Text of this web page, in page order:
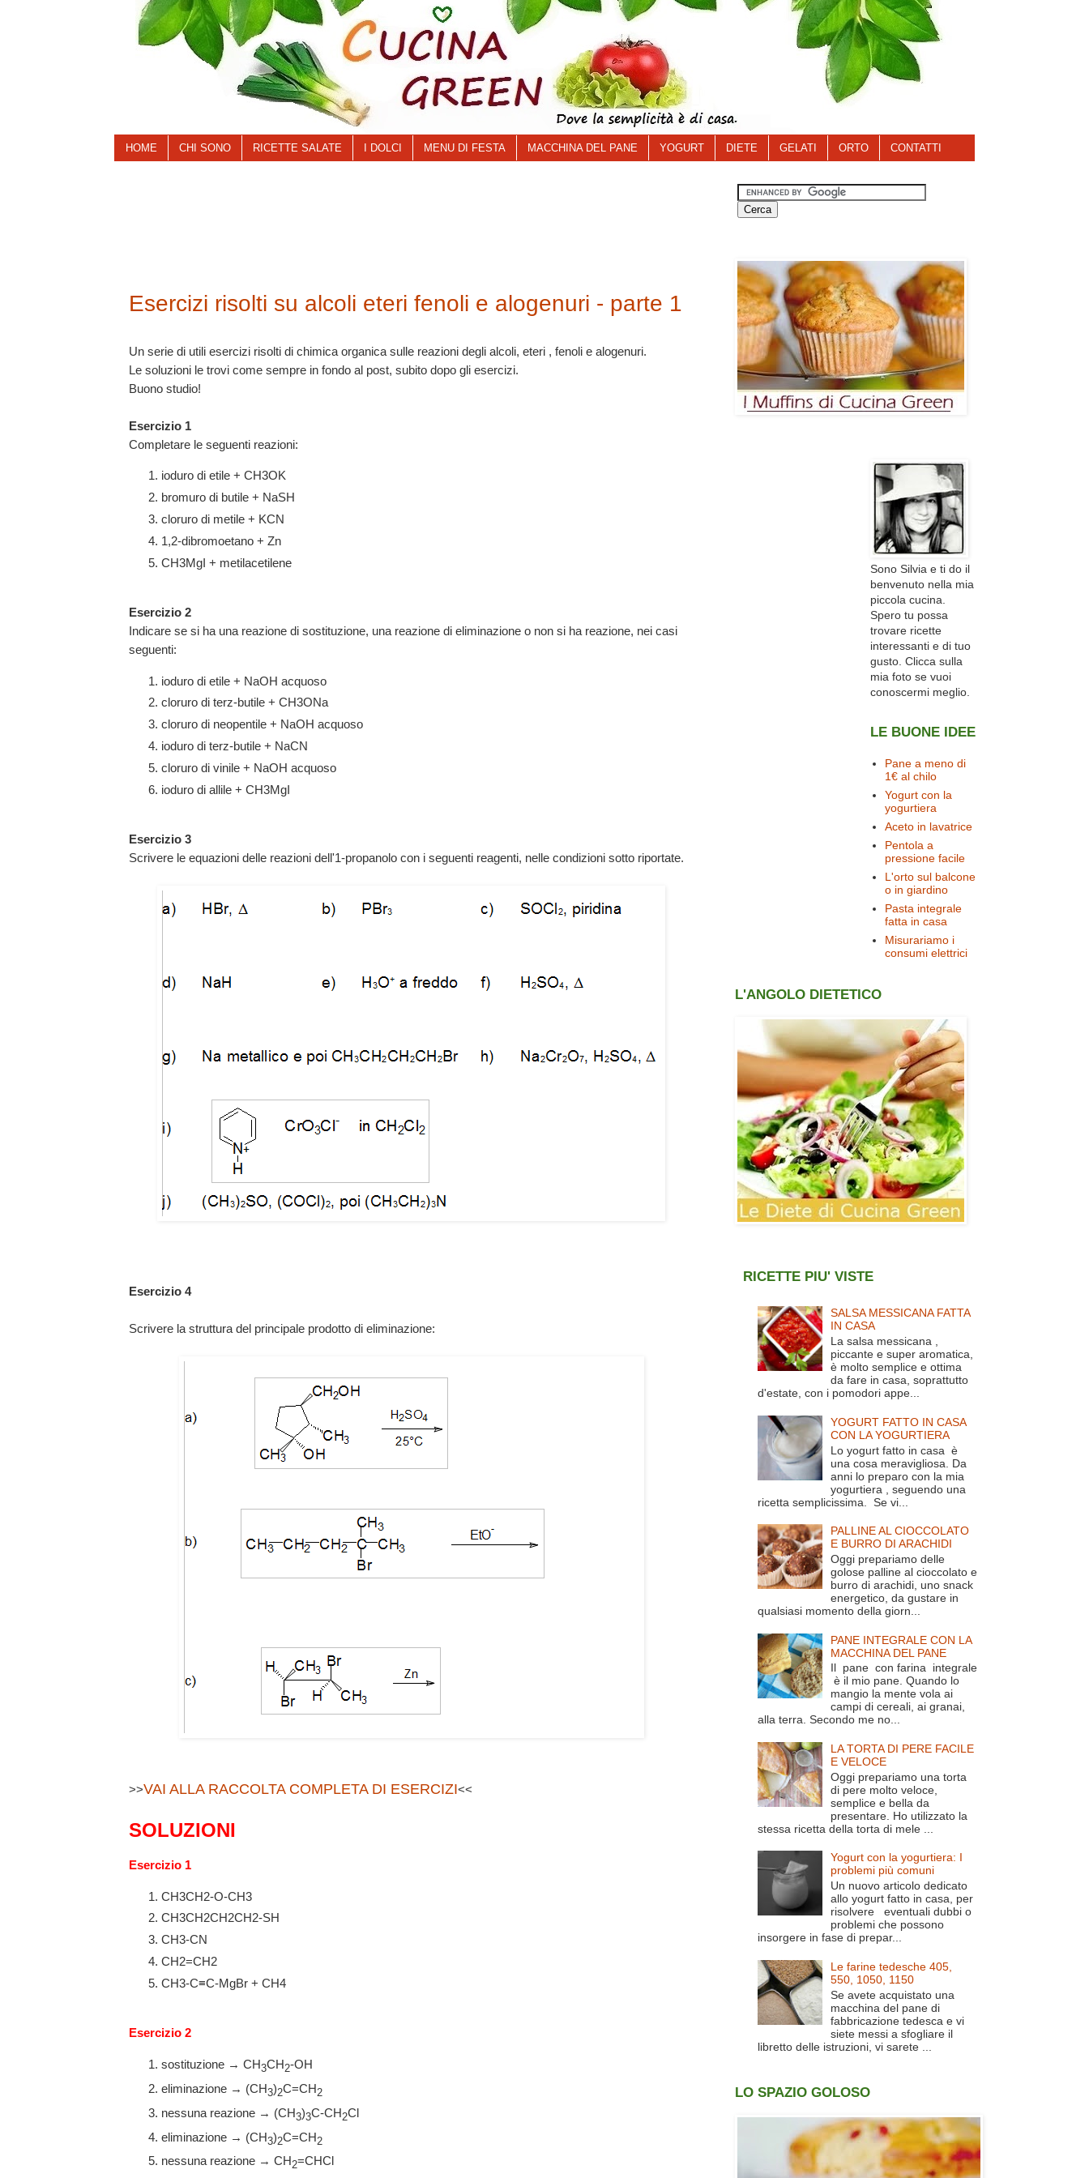
HOME CHI SONO RICETTE SALATE I DOLCI MENU DI FESTA MACCHINA DEL PANE YOGURT DIETE GELATI ORTO CONTATTI
Esercizi risolti su alcoli eteri fenoli e alogenuri - parte 1
Un serie di utili esercizi risolti di chimica organica sulle reazioni degli alcoli, eteri , fenoli e alogenuri.
Le soluzioni le trovi come sempre in fondo al post, subito dopo gli esercizi.
Buono studio!
Esercizio 1
Completare le seguenti reazioni:
ioduro di etile + CH3OK
bromuro di butile + NaSH
cloruro di metile + KCN
1,2-dibromoetano + Zn
CH3MgI + metilacetilene
Esercizio 2
Indicare se si ha una reazione di sostituzione, una reazione di eliminazione o non si ha reazione, nei casi
seguenti:
ioduro di etile + NaOH acquoso
cloruro di terz-butile + CH3ONa
cloruro di neopentile + NaOH acquoso
ioduro di terz-butile + NaCN
cloruro di vinile + NaOH acquoso
ioduro di allile + CH3MgI
Esercizio 3
Scrivere le equazioni delle reazioni dell'1-propanolo con i seguenti reagenti, nelle condizioni sotto riportate.
Esercizio 4
Scrivere la struttura del principale prodotto di eliminazione:
>>VAI ALLA RACCOLTA COMPLETA DI ESERCIZI<<
SOLUZIONI
Esercizio 1
CH3CH2-O-CH3
CH3CH2CH2CH2-SH
CH3-CN
CH2=CH2
CH3-C≡C-MgBr + CH4
Esercizio 2
sostituzione → CH3CH2-OH
eliminazione → (CH3)2C=CH2
nessuna reazione → (CH3)3C-CH2Cl
eliminazione → (CH3)2C=CH2
nessuna reazione → CH2=CHCl
Sono Silvia e ti do il
benvenuto nella mia
piccola cucina.
Spero tu possa
trovare ricette
interessanti e di tuo
gusto. Clicca sulla
mia foto se vuoi
conoscermi meglio.
LE BUONE IDEE
Pane a meno di
1€ al chilo
Yogurt con la
yogurtiera
Aceto in lavatrice
Pentola a
pressione facile
L'orto sul balcone
o in giardino
Pasta integrale
fatta in casa
Misurariamo i
consumi elettrici
L'ANGOLO DIETETICO
RICETTE PIU' VISTE
SALSA MESSICANA FATTA
IN CASA
La salsa messicana ,
piccante e super aromatica,
è molto semplice e ottima
da fare in casa, soprattutto
d'estate, con i pomodori appe...
YOGURT FATTO IN CASA
CON LA YOGURTIERA
Lo yogurt fatto in casa è
una cosa meravigliosa. Da
anni lo preparo con la mia
yogurtiera , seguendo una
ricetta semplicissima. Se vi...
PALLINE AL CIOCCOLATO
E BURRO DI ARACHIDI
Oggi prepariamo delle
golose palline al cioccolato e
burro di arachidi, uno snack
energetico, da gustare in
qualsiasi momento della giorn...
PANE INTEGRALE CON LA
MACCHINA DEL PANE
Il pane con farina integrale
è il mio pane. Quando lo
mangio la mente vola ai
campi di cereali, ai granai,
alla terra. Secondo me no...
LA TORTA DI PERE FACILE
E VELOCE
Oggi prepariamo una torta
di pere molto veloce,
semplice e bella da
presentare. Ho utilizzato la
stessa ricetta della torta di mele ...
Yogurt con la yogurtiera: I
problemi più comuni
Un nuovo articolo dedicato
allo yogurt fatto in casa, per
risolvere eventuali dubbi o
problemi che possono
insorgere in fase di prepar...
Le farine tedesche 405,
550, 1050, 1150
Se avete acquistato una
macchina del pane di
fabbricazione tedesca e vi
siete messi a sfogliare il
libretto delle istruzioni, vi sarete ...
LO SPAZIO GOLOSO